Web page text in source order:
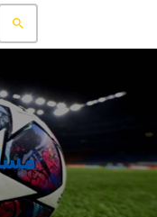
search